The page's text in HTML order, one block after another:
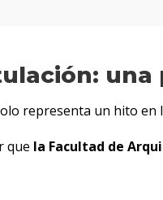
representa un hito en
que la Facultad de